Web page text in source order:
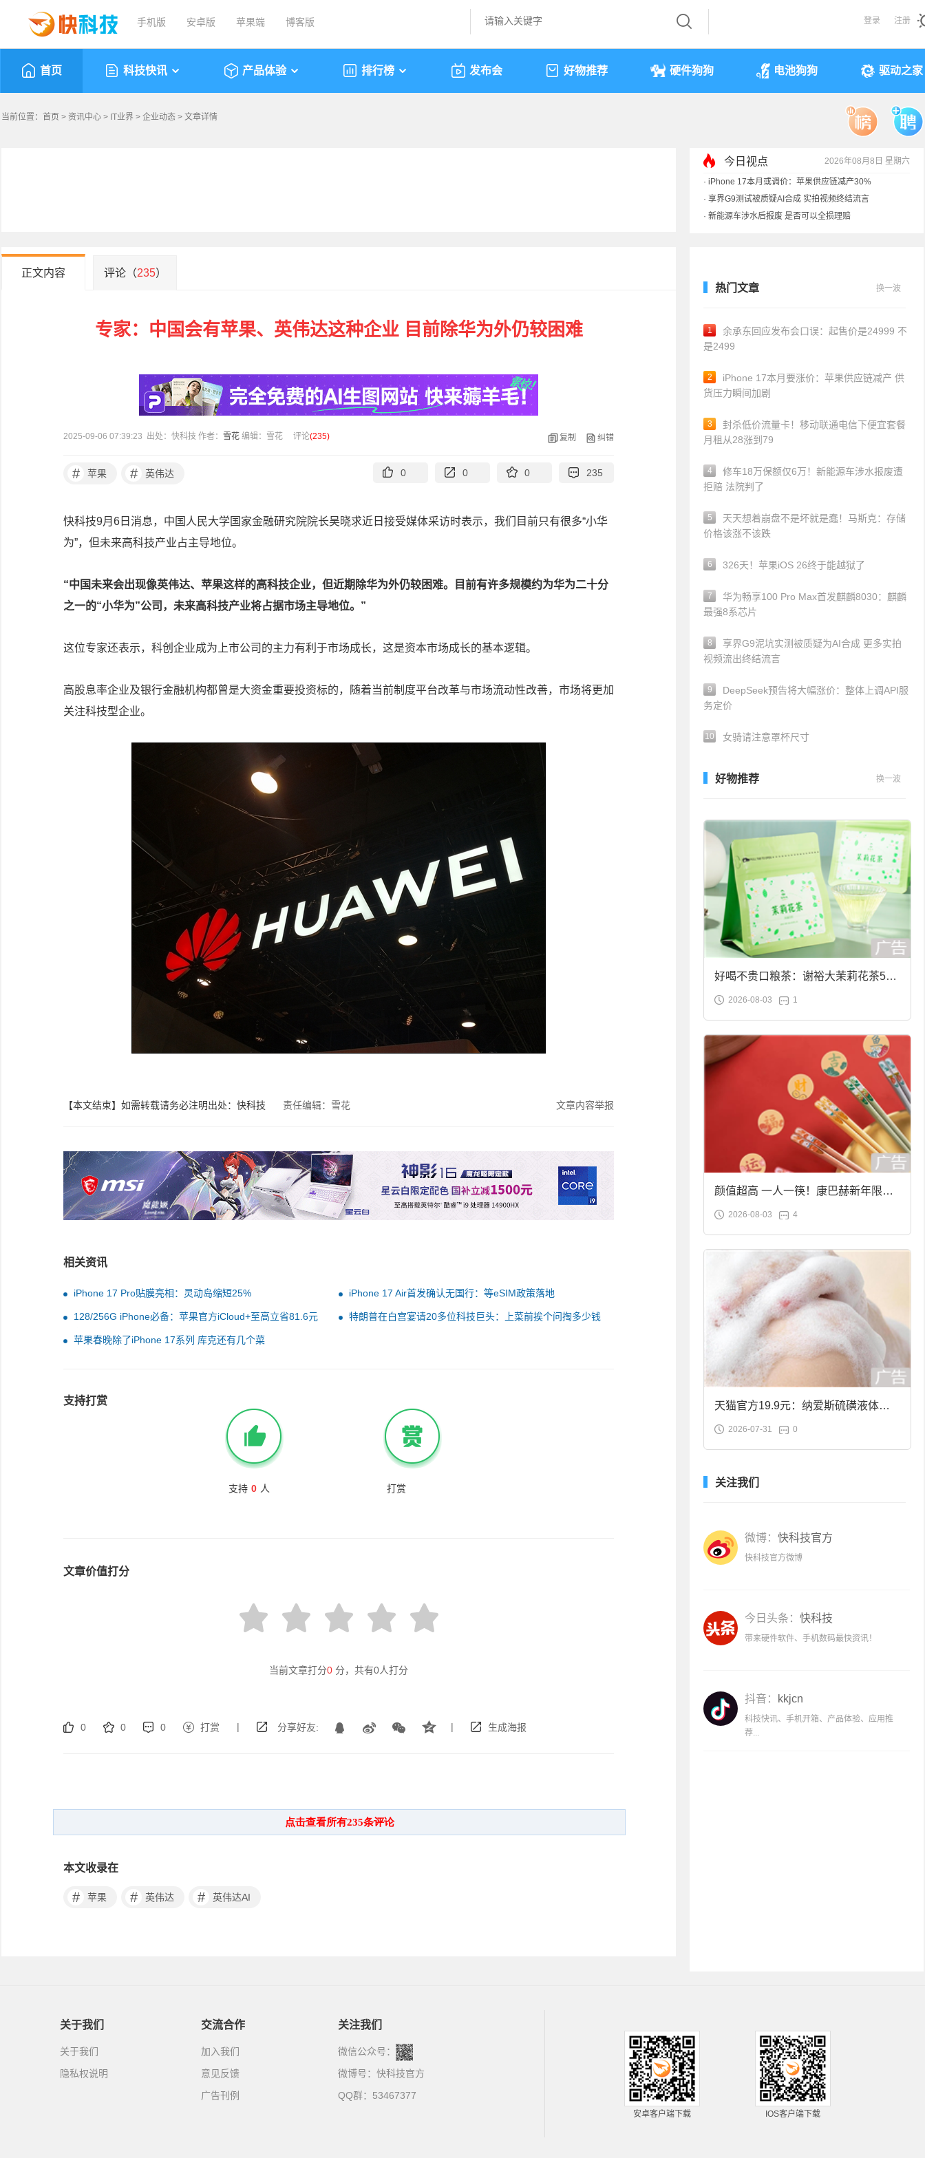
手机版 安卓版 苹果端 博客版 登录 注册
首页 科技快讯 产品体验 排行榜 发布会 好物推荐 硬件狗狗 电池狗狗 驱动之家
当前位置： 首页 > 资讯中心 > IT业界 > 企业动态 > 文章详情
今日视点 2026年08月8日 星期六
· iPhone 17本月或调价：苹果供应链减产30%
· 享界G9测试被质疑AI合成 实拍视频终结流言
· 新能源车涉水后报废 是否可以全损理赔
正文内容 评论（235）
专家：中国会有苹果、英伟达这种企业 目前除华为外仍较困难
2025-09-06 07:39:23 出处：快科技 作者： 雪花 编辑：雪花 评论(235) 复制 纠错
# 苹果 # 英伟达 0 0 0 235
快科技9月6日消息，中国人民大学国家金融研究院院长吴晓求近日接受媒体采访时表示，我们目前只有很多“小华
为”，但未来高科技产业占主导地位。
“中国未来会出现像英伟达、苹果这样的高科技企业，但近期除华为外仍较困难。目前有许多规模约为华为二十分
之一的“小华为”公司，未来高科技产业将占据市场主导地位。”
这位专家还表示，科创企业成为上市公司的主力有利于市场成长，这是资本市场成长的基本逻辑。
高股息率企业及银行金融机构都曾是大资金重要投资标的，随着当前制度平台改革与市场流动性改善，市场将更加
关注科技型企业。
【本文结束】如需转载请务必注明出处：快科技 责任编辑：雪花 文章内容举报
相关资讯
iPhone 17 Pro贴膜亮相：灵动岛缩短25% iPhone 17 Air首发确认无国行：等eSIM政策落地
128/256G iPhone必备：苹果官方iCloud+至高立省81.6元
全家用
特朗普在白宫宴请20多位科技巨头：上菜前挨个问掏多少钱
苹果春晚除了iPhone 17系列 库克还有几个菜
支持打赏
支持 0 人 打赏
文章价值打分
当前文章打分0 分，共有0人打分
0 0 0 打赏 | 分享好友: | 生成海报
本文收录在
# 苹果 # 英伟达 # 英伟达AI
热门文章 换一波
1
余承东回应发布会口误：起售价是24999 不
是2499
2
iPhone 17本月要涨价：苹果供应链减产 供
货压力瞬间加剧
3
封杀低价流量卡！移动联通电信下便宜套餐
月租从28涨到79
4
修车18万保额仅6万！新能源车涉水报废遭
拒赔 法院判了
5
天天想着崩盘不是坏就是蠢！马斯克：存储
价格该涨不该跌
6 326天！苹果iOS 26终于能越狱了
7
华为畅享100 Pro Max首发麒麟8030：麒麟
最强8系芯片
8
享界G9泥坑实测被质疑为AI合成 更多实拍
视频流出终结流言
9
DeepSeek预告将大幅涨价：整体上调API服
务定价
10 女骑请注意罩杯尺寸
好物推荐 换一波
好喝不贵口粮茶：谢裕大茉莉花茶50g
袋装9.9元到手
2026-08-03 1
颜值超高 一人一筷！康巴赫新年限定
合金筷子大促：19.9元
2026-08-03 4
天猫官方19.9元：纳爱斯硫磺液体香
皂2斤大促
2026-07-31 0
关注我们
微博： 快科技官方
快科技官方微博
今日头条： 快科技
带来硬件软件、手机数码最快资讯！
抖音： kkjcn
科技快讯、手机开箱、产品体验、应用推
荐...
关于我们
关于我们
隐私权说明
交流合作
加入我们
意见反馈
广告刊例
关注我们
微信公众号：
微博号： 快科技官方
QQ群：53467377
安卓客户端下载 IOS客户端下载